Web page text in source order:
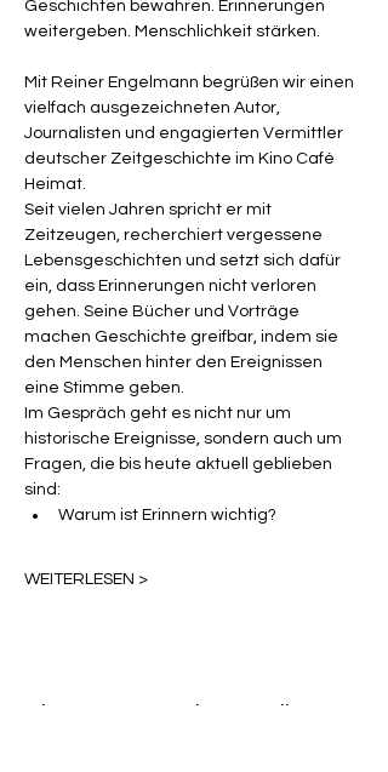
Geschichten bewahren. Erinnerungen
weitergeben. Menschlichkeit stärken.
Mit Reiner Engelmann begrüßen wir einen
vielfach ausgezeichneten Autor,
Journalisten und engagierten Vermittler
deutscher Zeitgeschichte im Kino Café
Heimat.
Seit vielen Jahren spricht er mit
Zeitzeugen, recherchiert vergessene
Lebensgeschichten und setzt sich dafür
ein, dass Erinnerungen nicht verloren
gehen. Seine Bücher und Vorträge
machen Geschichte greifbar, indem sie
den Menschen hinter den Ereignissen
eine Stimme geben.
Im Gespräch geht es nicht nur um
historische Ereignisse, sondern auch um
Fragen, die bis heute aktuell geblieben
sind:
Warum ist Erinnern wichtig?
WEITERLESEN >